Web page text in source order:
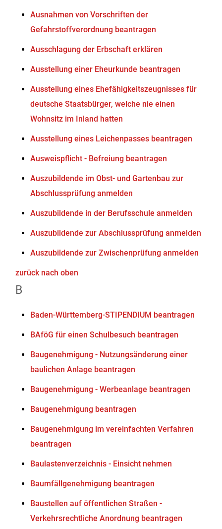
Ausnahmen von Vorschriften der
Gefahrstoffverordnung beantragen
Ausschlagung der Erbschaft erklären
Ausstellung einer Eheurkunde beantragen
Ausstellung eines Ehefähigkeitszeugnisses für
deutsche Staatsbürger, welche nie einen
Wohnsitz im Inland hatten
Ausstellung eines Leichenpasses beantragen
Ausweispflicht - Befreiung beantragen
Auszubildende im Obst- und Gartenbau zur
Abschlussprüfung anmelden
Auszubildende in der Berufsschule anmelden
Auszubildende zur Abschlussprüfung anmelden
Auszubildende zur Zwischenprüfung anmelden
zurück nach oben
B
Baden-Württemberg-STIPENDIUM beantragen
BAföG für einen Schulbesuch beantragen
Baugenehmigung - Nutzungsänderung einer
baulichen Anlage beantragen
Baugenehmigung - Werbeanlage beantragen
Baugenehmigung beantragen
Baugenehmigung im vereinfachten Verfahren
beantragen
Baulastenverzeichnis - Einsicht nehmen
Baumfällgenehmigung beantragen
Baustellen auf öffentlichen Straßen -
Verkehrsrechtliche Anordnung beantragen